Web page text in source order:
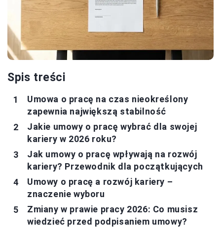
Spis treści
Umowa o pracę na czas nieokreślony
zapewnia największą stabilność
Jakie umowy o pracę wybrać dla swojej
kariery w 2026 roku?
Jak umowy o pracę wpływają na rozwój
kariery? Przewodnik dla początkujących
Umowy o pracę a rozwój kariery –
znaczenie wyboru
Zmiany w prawie pracy 2026: Co musisz
wiedzieć przed podpisaniem umowy?